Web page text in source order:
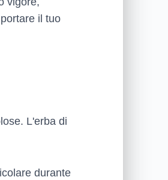
il tuo
L'erba di
durante